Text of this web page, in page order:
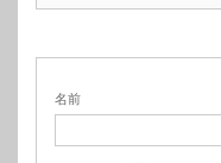
名前